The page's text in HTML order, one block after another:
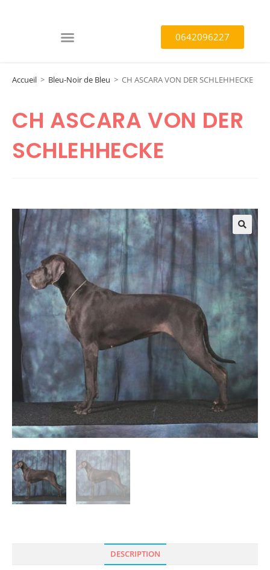
0642096227
Accueil > Bleu-Noir de Bleu > CH ASCARA VON DER SCHLEHHECKE
CH ASCARA VON DER
SCHLEHHECKE
🔍
DESCRIPTION